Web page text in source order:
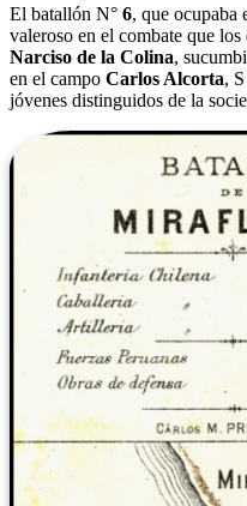
El batallón N° 6, que ocupaba
valeroso en el combate que
Narciso de la Colina,
en el campo Carlos Alcorta, S
jóvenes distinguidos de la